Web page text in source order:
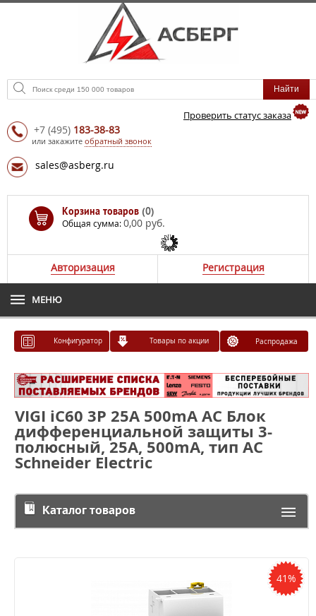
Проверить статус заказа
+7 (495) 183-38-83
или закажите обратный звонок
sales@asberg.ru
Корзина товаров (0)
Общая сумма:0,00 руб.
Авторизация Регистрация
МЕНЮ
Конфигуратор Товары по акции Распродажа
VIGI iC60 3P 25A 500mA AC Блок
дифференциальной защиты 3-
полюсный, 25А, 500mA, тип AC
Schneider Electric
Каталог товаров
41%